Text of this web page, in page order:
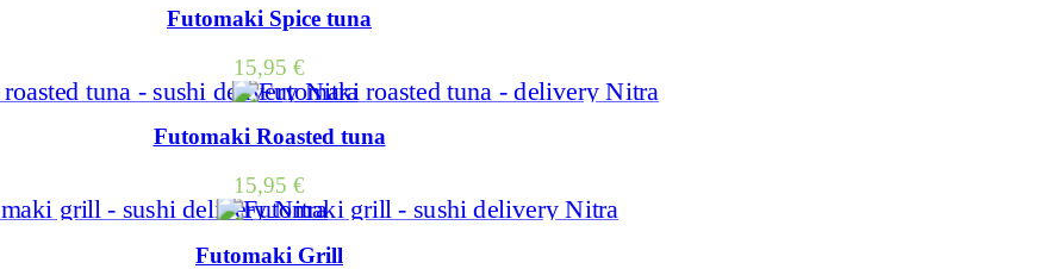
Futomaki Spice tuna
15,95 €
Futomaki Roasted tuna
15,95 €
Futomaki Grill